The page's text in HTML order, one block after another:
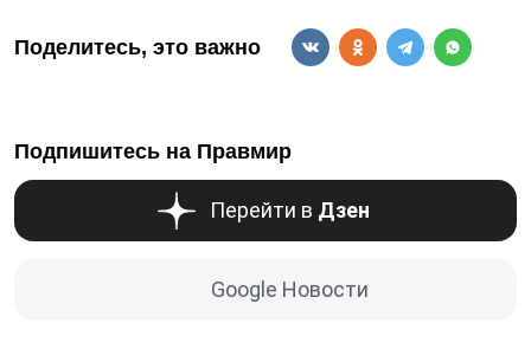
Поделитесь, это важно
Подпишитесь на Правмир
Перейти в Дзен
Google Новости